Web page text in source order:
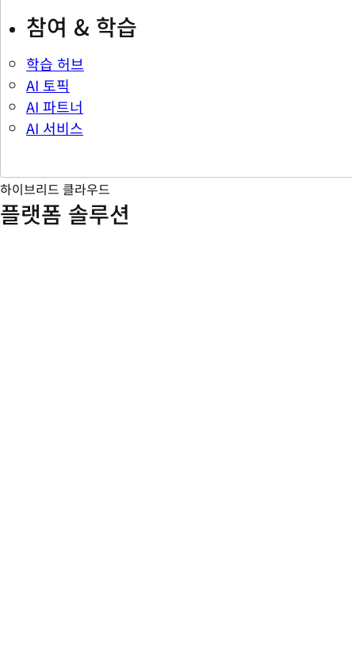
참여 & 학습
학습 허브
AI 토픽
AI 파트너
AI 서비스
하이브리드 클라우드
플랫폼 솔루션